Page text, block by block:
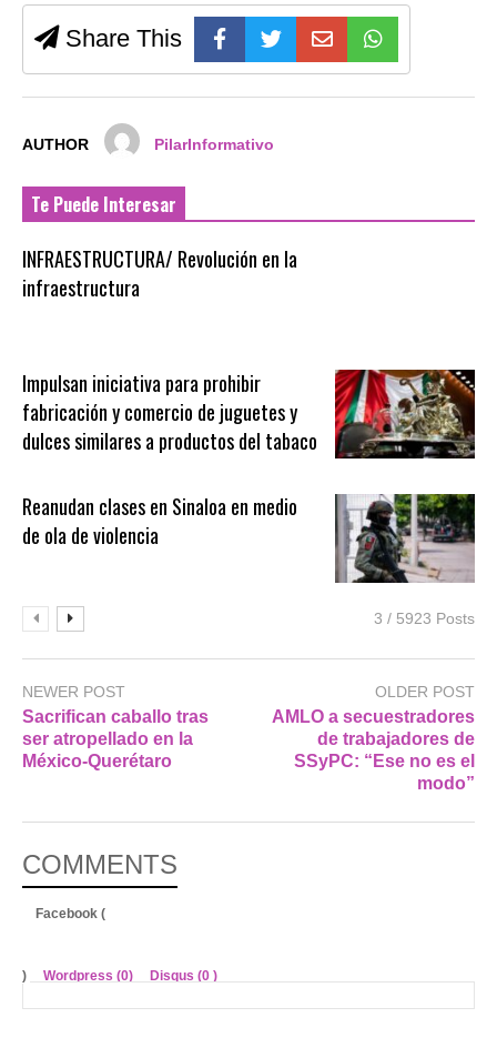
Share This
AUTHOR PilarInformativo
Te Puede Interesar
INFRAESTRUCTURA/ Revolución en la
infraestructura
Impulsan iniciativa para prohibir
fabricación y comercio de juguetes y
dulces similares a productos del tabaco
Reanudan clases en Sinaloa en medio
de ola de violencia
3 / 5923 Posts
NEWER POST
Sacrifican caballo tras
ser atropellado en la
México-Querétaro
OLDER POST
AMLO a secuestradores
de trabajadores de
SSyPC: “Ese no es el
modo”
COMMENTS
Facebook (
) Wordpress (0) Disqus (0 )